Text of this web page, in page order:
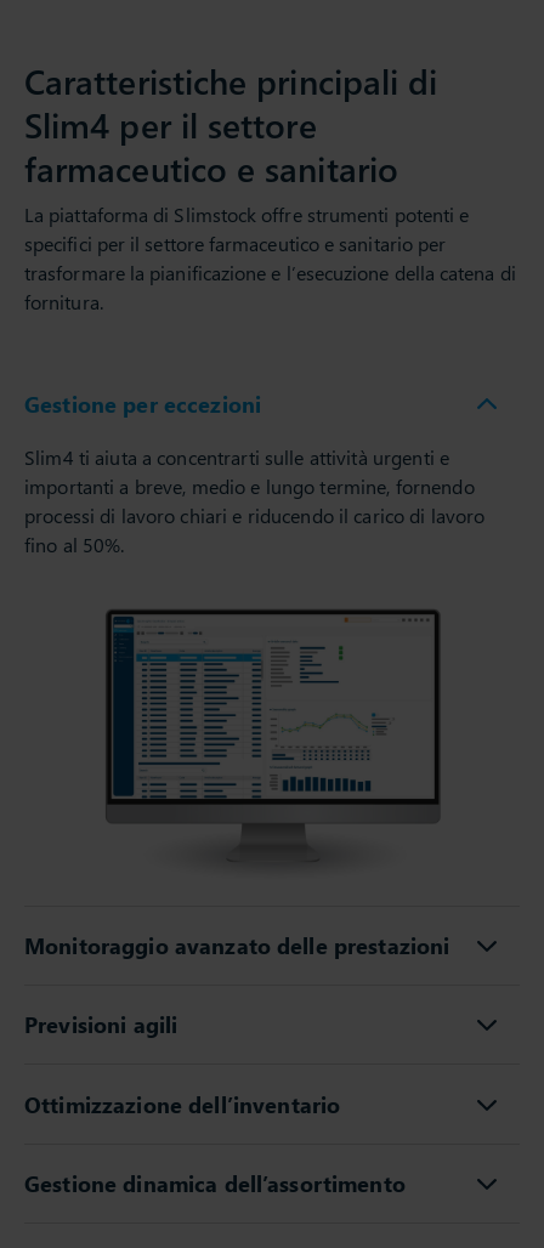
Caratteristiche principali di
Slim4 per il settore
farmaceutico e sanitario
La piattaforma di Slimstock offre strumenti potenti e
specifici per il settore farmaceutico e sanitario per
trasformare la pianificazione e l’esecuzione della catena di
fornitura.
Gestione per eccezioni
Slim4 ti aiuta a concentrarti sulle attività urgenti e
importanti a breve, medio e lungo termine, fornendo
processi di lavoro chiari e riducendo il carico di lavoro
fino al 50%.
Monitoraggio avanzato delle prestazioni
Previsioni agili
Ottimizzazione dell’inventario
Gestione dinamica dell’assortimento